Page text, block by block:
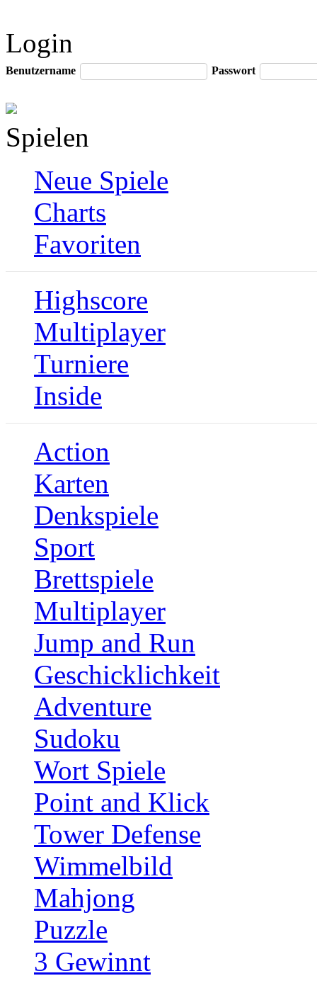
Login
Benutzername Passwort
Spielen
Neue Spiele
Charts
Favoriten
Highscore
Multiplayer
Turniere
Inside
Action
Karten
Denkspiele
Sport
Brettspiele
Multiplayer
Jump and Run
Geschicklichkeit
Adventure
Sudoku
Wort Spiele
Point and Klick
Tower Defense
Wimmelbild
Mahjong
Puzzle
3 Gewinnt